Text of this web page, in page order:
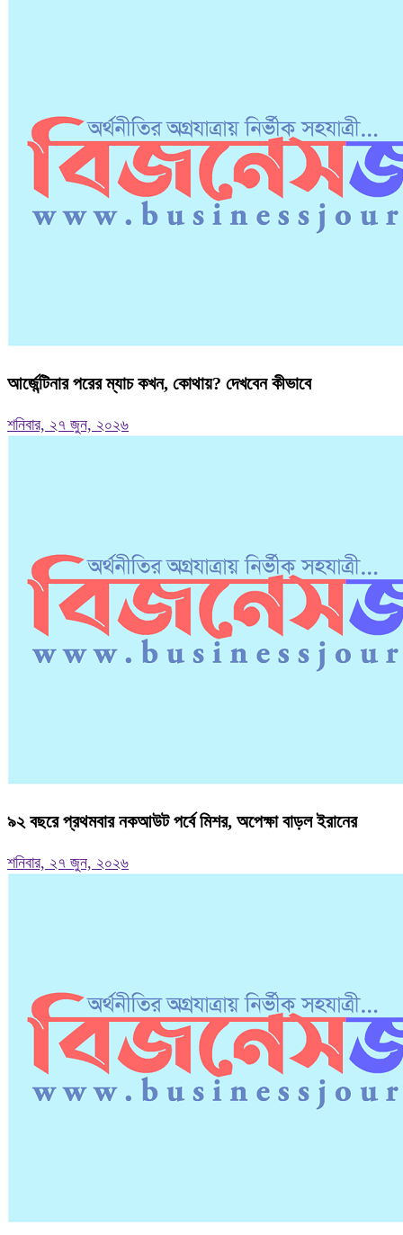
আর্জেন্টিনার পরের ম্যাচ কখন, কোথায়? দেখবেন কীভাবে
শনিবার, ২৭ জুন, ২০২৬
৯২ বছরে প্রথমবার নকআউট পর্বে মিশর, অপেক্ষা বাড়ল ইরানের
শনিবার, ২৭ জুন, ২০২৬